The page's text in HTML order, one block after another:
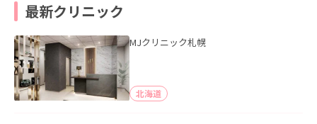
最新クリニック
MJクリニック札幌
北海道